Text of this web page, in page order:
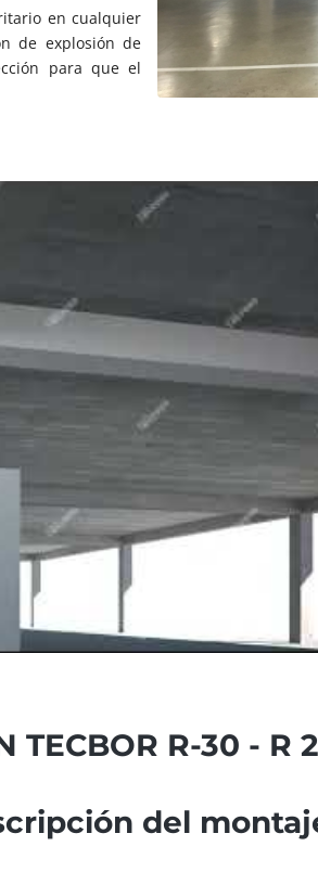
en cualquier
de explosión de
para que el
TECBOR R-30 - R
del